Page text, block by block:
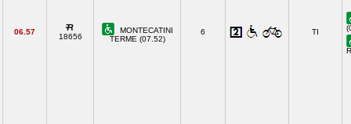
06.57
18656
MONTECATINI
TERME (07.52)
6 TI